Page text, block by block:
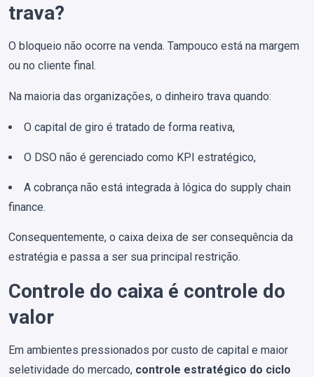
trava?
O bloqueio não ocorre na venda. Tampouco está na margem
ou no cliente final.
Na maioria das organizações, o dinheiro trava quando:
O capital de giro é tratado de forma reativa,
O DSO não é gerenciado como KPI estratégico,
A cobrança não está integrada à lógica do supply chain
finance.
Consequentemente, o caixa deixa de ser consequência da
estratégia e passa a ser sua principal restrição.
Controle do caixa é controle do
valor
Em ambientes pressionados por custo de capital e maior
seletividade do mercado, controle estratégico do ciclo